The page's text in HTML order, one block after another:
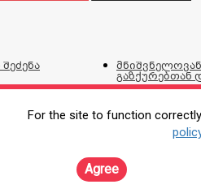
გაზქურებთან
პროდუქციის
პოლიტიკა
For the site to function
Agree